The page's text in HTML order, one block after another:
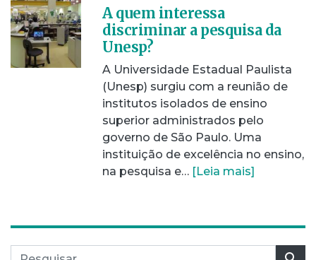
A quem interessa
discriminar a pesquisa da
Unesp?
A Universidade Estadual Paulista
(Unesp) surgiu com a reunião de
institutos isolados de ensino
superior administrados pelo
governo de São Paulo. Uma
instituição de excelência no ensino,
na pesquisa e… [Leia mais]
Pesquisar por: